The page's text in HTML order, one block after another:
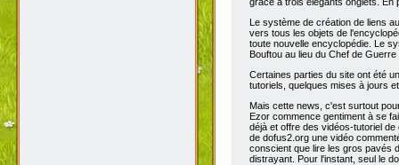
Le système de création de liens
vers tous les objets de
toute nouvelle encyclopédie. Le
Bouftou au lieu du Chef de
Certaines parties du site ont été
tutoriels, quelques mises à jours
Mais cette news, c'est surtout
Ezor commence gentiment à se
déjà et offre des vidéos-tutoriel
de dofus2.org une vidéo
conscient que lire les gros pavés
distrayant. Pour l'instant, seul le